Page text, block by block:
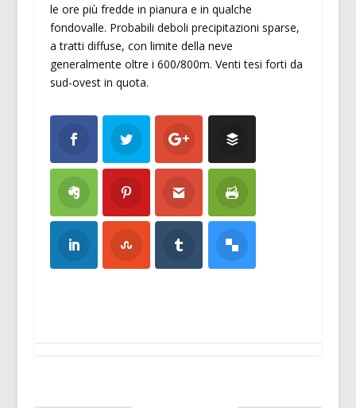
le ore più fredde in pianura e in qualche
fondovalle. Probabili deboli precipitazioni sparse,
a tratti diffuse, con limite della neve
generalmente oltre i 600/800m. Venti tesi forti da
sud-ovest in quota.